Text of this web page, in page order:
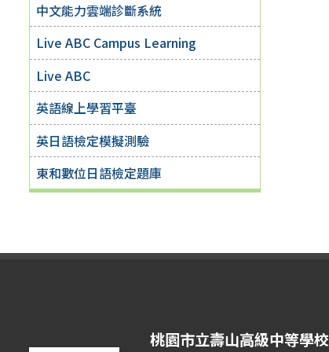
中文能力雲端診斷系統
Live ABC Campus Learning
Live ABC
英語線上學習平臺
英日語檢定模擬測驗
東和數位日語檢定題庫
桃園市立壽山高級中等學校